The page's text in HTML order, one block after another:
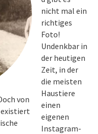
von
existiert
nicht mal ein
richtiges
Foto!
Undenkbar in
der heutigen
Zeit, in der
die meisten
Haustiere
einen
eigenen
Instagram-